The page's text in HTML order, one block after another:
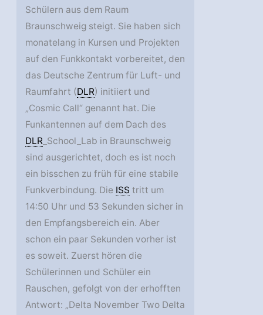
Schülern aus dem Raum
Braunschweig steigt. Sie haben sich
monatelang in Kursen und Projekten
auf den Funkkontakt vorbereitet, den
das Deutsche Zentrum für Luft- und
Raumfahrt (DLR) initiiert und
„Cosmic Call“ genannt hat. Die
Funkantennen auf dem Dach des
DLR _School_Lab in Braunschweig
sind ausgerichtet, doch es ist noch
ein bisschen zu früh für eine stabile
Funkverbindung. Die ISS tritt um
14:50 Uhr und 53 Sekunden sicher in
den Empfangsbereich ein. Aber
schon ein paar Sekunden vorher ist
es soweit. Zuerst hören die
Schülerinnen und Schüler ein
Rauschen, gefolgt von der erhofften
Antwort: „Delta November Two Delta